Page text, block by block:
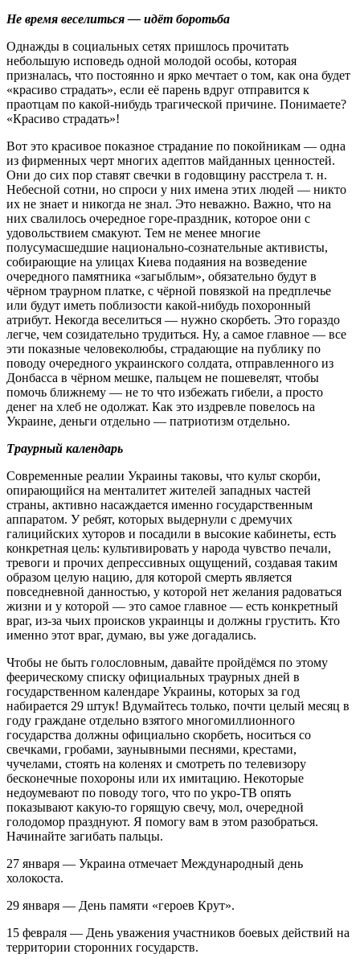
Не время веселиться ― идёт боротьба
Однажды в социальных сетях пришлось прочитать
небольшую исповедь одной молодой особы, которая
призналась, что постоянно и ярко мечтает о том, как она будет
«красиво страдать», если её парень вдруг отправится к
праотцам по какой-нибудь трагической причине. Понимаете?
«Красиво страдать»!
Вот это красивое показное страдание по покойникам ― одна
из фирменных черт многих адептов майданных ценностей.
Они до сих пор ставят свечки в годовщину расстрела т. н.
Небесной сотни, но спроси у них имена этих людей ― никто
их не знает и никогда не знал. Это неважно. Важно, что на
них свалилось очередное горе-праздник, которое они с
удовольствием смакуют. Тем не менее многие
полусумасшедшие национально-сознательные активисты,
собирающие на улицах Киева подаяния на возведение
очередного памятника «загыблым», обязательно будут в
чёрном траурном платке, с чёрной повязкой на предплечье
или будут иметь поблизости какой-нибудь похоронный
атрибут. Некогда веселиться ― нужно скорбеть. Это гораздо
легче, чем созидательно трудиться. Ну, а самое главное ― все
эти показные человеколюбы, страдающие на публику по
поводу очередного украинского солдата, отправленного из
Донбасса в чёрном мешке, пальцем не пошевелят, чтобы
помочь ближнему ― не то что избежать гибели, а просто
денег на хлеб не одолжат. Как это издревле повелось на
Украине, деньги отдельно ― патриотизм отдельно.
Траурный календарь
Современные реалии Украины таковы, что культ скорби,
опирающийся на менталитет жителей западных частей
страны, активно насаждается именно государственным
аппаратом. У ребят, которых выдернули с дремучих
галицийских хуторов и посадили в высокие кабинеты, есть
конкретная цель: культивировать у народа чувство печали,
тревоги и прочих депрессивных ощущений, создавая таким
образом целую нацию, для которой смерть является
повседневной данностью, у которой нет желания радоваться
жизни и у которой ― это самое главное ― есть конкретный
враг, из-за чьих происков украинцы и должны грустить. Кто
именно этот враг, думаю, вы уже догадались.
Чтобы не быть голословным, давайте пройдёмся по этому
феерическому списку официальных траурных дней в
государственном календаре Украины, которых за год
набирается 29 штук! Вдумайтесь только, почти целый месяц в
году граждане отдельно взятого многомиллионного
государства должны официально скорбеть, носиться со
свечками, гробами, заунывными песнями, крестами,
чучелами, стоять на коленях и смотреть по телевизору
бесконечные похороны или их имитацию. Некоторые
недоумевают по поводу того, что по укро-ТВ опять
показывают какую-то горящую свечу, мол, очередной
голодомор празднуют. Я помогу вам в этом разобраться.
Начинайте загибать пальцы.
27 января ― Украина отмечает Международный день
холокоста.
29 января ― День памяти «героев Крут».
15 февраля ― День уважения участников боевых действий на
территории сторонних государств.